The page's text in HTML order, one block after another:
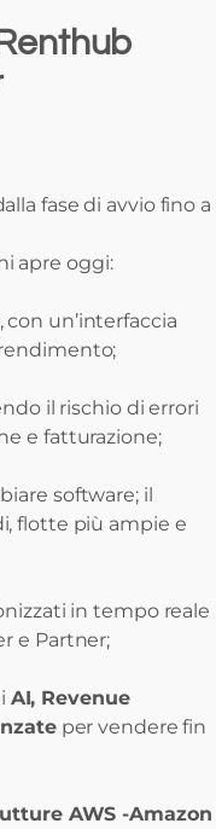
fase di avvio fino a
apre oggi:
un’interfaccia
il rischio di errori
e fatturazione;
software; il
flotte più ampie e
in tempo reale
e Partner;
AI, Revenue
per vendere fin
AWS -Amazon